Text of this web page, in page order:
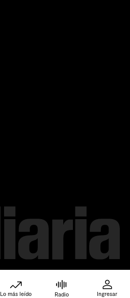
Lo más leído Radio Ingresar